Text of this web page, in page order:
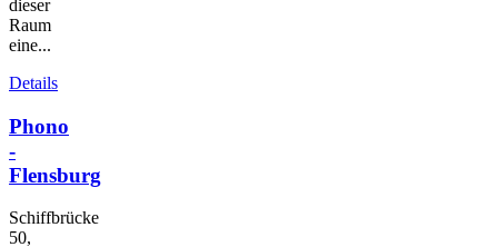
dieser
Raum
eine...
Details
Phono
-
Flensburg
Schiffbrücke
50,